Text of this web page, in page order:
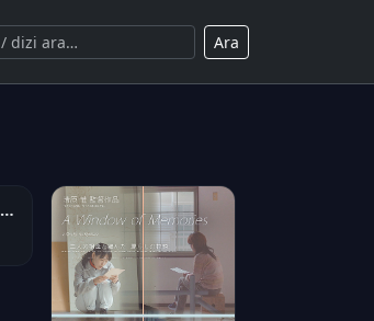
Ara
The Cold Tremor Experiment